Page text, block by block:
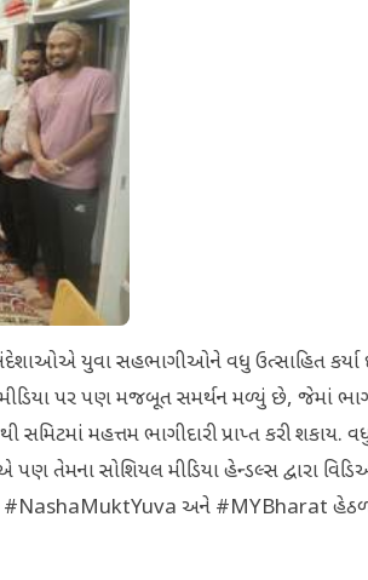
સંદેશાઓએ યુવા સહભાગીઓને વધુ ઉત્સાહિત
પર પણ મજબૂત સમર્થન મળ્યું છે, જેમાં
મહત્તમ ભાગીદારી પ્રાપ્ત કરી શકાય.
પણ તેમના સોશિયલ મીડિયા હેન્ડલ્સ દ્વારા
#NashaMuktYuva અને #MYBharat